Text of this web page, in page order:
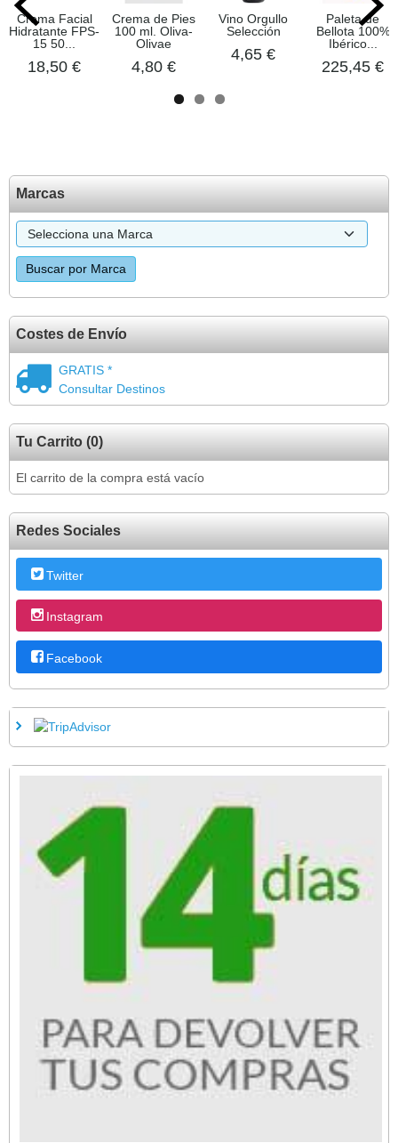
Marcas
Costes de Envío
GRATIS *
Consultar Destinos
Tu Carrito (0)
El carrito de la compra está vacío
Redes Sociales
Twitter
Instagram
Facebook
Crema Facial
Hidratante FPS-
15 50...
18,50 €
Crema de Pies
100 ml. Oliva-
Olivae
4,80 €
Vino Orgullo
Selección
4,65 €
Paleta de
Bellota 100%
Ibérico...
225,45 €